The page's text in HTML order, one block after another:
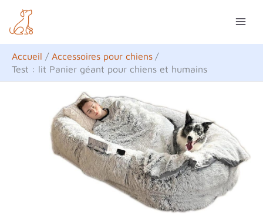
contenu
Accueil
Accessoires pour chiens
Test : lit Panier géant pour chiens et humains
e
c
h
e